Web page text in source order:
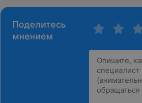
Поделитесь
мнением